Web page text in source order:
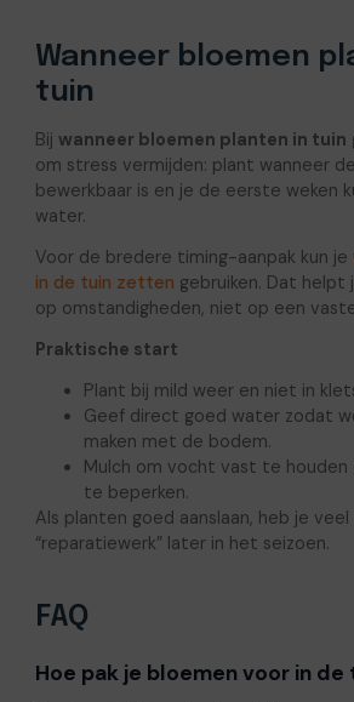
Wanneer bloemen
tuin
Bij wanneer bloemen planten in tuin
om stress vermijden: plant wanneer
bewerkbaar is en je de eerste weken
water.
Voor de bredere timing-aanpak kun je
in de tuin zetten gebruiken. Dat
op omstandigheden, niet op een
Praktische start
Plant bij mild weer en niet in
Geef direct goed water zodat
maken met de bodem.
Mulch om vocht vast te houden
te beperken.
Als planten goed aanslaan, heb je
“reparatiewerk” later in het seizoen.
FAQ
Hoe pak je bloemen voor in de